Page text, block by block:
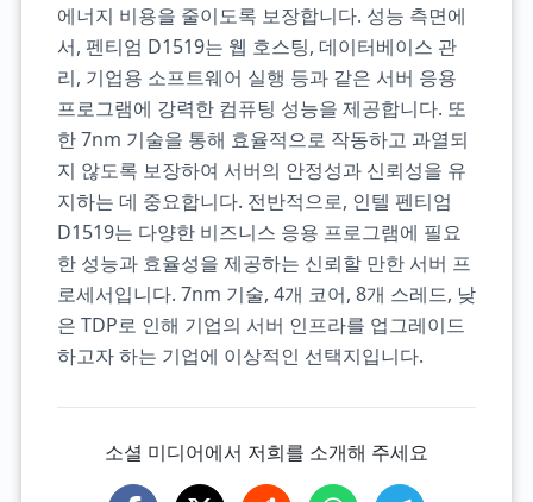
에너지 비용을 줄이도록 보장합니다. 성능 측면에
서, 펜티엄 D1519는 웹 호스팅, 데이터베이스 관
리, 기업용 소프트웨어 실행 등과 같은 서버 응용
프로그램에 강력한 컴퓨팅 성능을 제공합니다. 또
한 7nm 기술을 통해 효율적으로 작동하고 과열되
지 않도록 보장하여 서버의 안정성과 신뢰성을 유
지하는 데 중요합니다. 전반적으로, 인텔 펜티엄
D1519는 다양한 비즈니스 응용 프로그램에 필요
한 성능과 효율성을 제공하는 신뢰할 만한 서버 프
로세서입니다. 7nm 기술, 4개 코어, 8개 스레드, 낮
은 TDP로 인해 기업의 서버 인프라를 업그레이드
하고자 하는 기업에 이상적인 선택지입니다.
소셜 미디어에서 저희를 소개해 주세요